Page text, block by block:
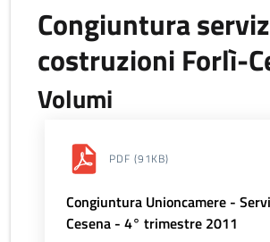
Congiuntura
costruzioni Forlì-
Volumi
PDF (91KB)
Congiuntura Unioncamere -
Cesena - 4° trimestre 2011